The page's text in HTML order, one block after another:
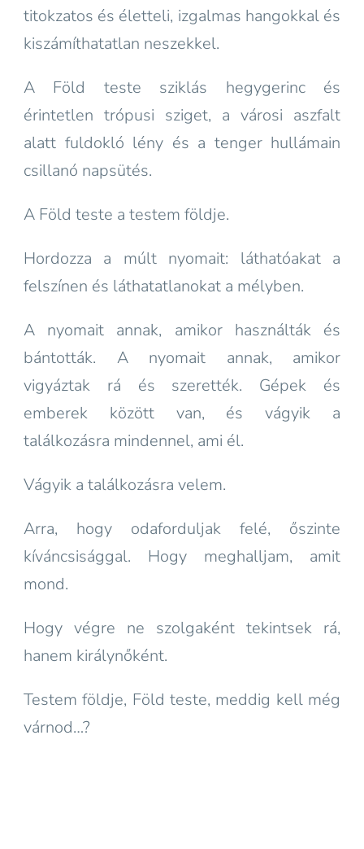
titokzatos és életteli, izgalmas hangokkal és
kiszámíthatatlan neszekkel.
A Föld teste sziklás hegygerinc és
érintetlen trópusi sziget, a városi aszfalt
alatt fuldokló lény és a tenger hullámain
csillanó napsütés.
A Föld teste a testem földje.
Hordozza a múlt nyomait: láthatóakat a
felszínen és láthatatlanokat a mélyben.
A nyomait annak, amikor használták és
bántották. A nyomait annak, amikor
vigyáztak rá és szerették. Gépek és
emberek között van, és vágyik a
találkozásra mindennel, ami él.
Vágyik a találkozásra velem.
Arra, hogy odaforduljak felé, őszinte
kíváncsisággal. Hogy meghalljam, amit
mond.
Hogy végre ne szolgaként tekintsek rá,
hanem királynőként.
Testem földje, Föld teste, meddig kell még
várnod…?